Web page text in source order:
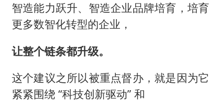
智造能力跃升、智造企业品牌培育，培育
更多数智化转型的企业，
让整个链条都升级。
这个建议之所以被重点督办，就是因为它
紧紧围绕 “科技创新驱动” 和